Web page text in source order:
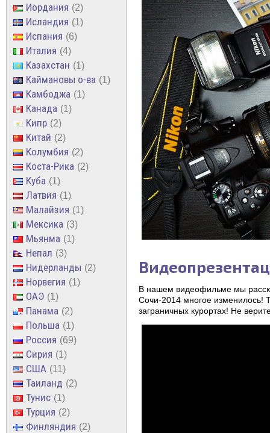
Иордания 2
Исландия 1
Испания 6
Италия 4
Казахстан 1
Каймановы о-ва 1
Камбоджа 1
Канада 1
Кипр 2
Китай 2
Колумбия 2
Коста-Рика 2
Куба 1
Латвия 1
Малайзия 1
Мексика 3
Мьянма 1
Непал 3
Нидерланды 2
Норвегия 1
ОАЭ 1
Панама 2
Польша 1
Россия 69
Сирия 1
США 11
Таиланд 2
Тунис 1
Турция 2
Финляндия 2
В нашем видеофильме мы
Сочи-2014 многое изменилось!
заграничных курортах! Не